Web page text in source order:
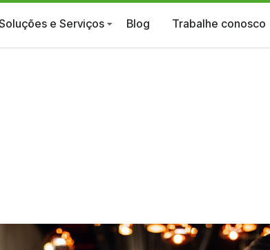
e Serviços Blog Trabalhe conosco